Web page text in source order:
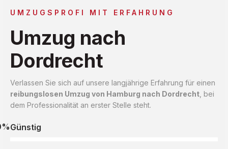
UMZUGSPROFI MIT ERFAHRUNG
Umzug nach
Dordrecht
Verlassen Sie sich auf unsere langjährige Erfahrung für einen
reibungslosen Umzug von Hamburg nach Dordrecht , bei
dem Professionalität an erster Stelle steht.
Günstig